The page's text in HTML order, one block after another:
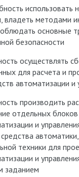
использовать
владеть методами
основные
безопасности
осуществлять
для расчета и
автоматизации и
производить
отдельных блоков
и
техники для
и
заданием